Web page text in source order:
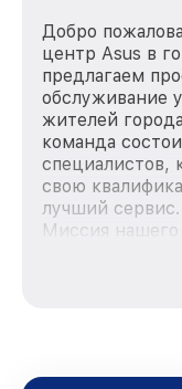
Добро
центр Asus в
предлагаем
обслуживание
жителей
команда
специалистов,
свою
лучший сервис.
Миссия нашего
качественный
каждого